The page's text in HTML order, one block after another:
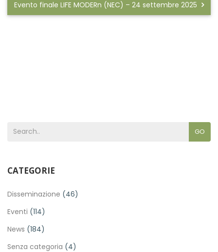
Evento finale LIFE MODERn (NEC) – 24 settembre 2025
GO
CATEGORIE
Disseminazione (46)
Eventi (114)
News (184)
Senza categoria (4)